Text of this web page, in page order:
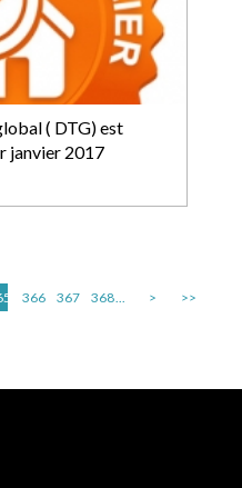
( DTG) est
janvier 2017
366 367 368... > >>